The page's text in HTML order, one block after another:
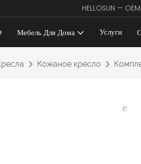
HELLOSUN —
Мебель Для Дома Услуги
Кожаное кресло